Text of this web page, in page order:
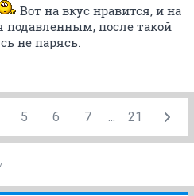
Вот на вкус нравится, и на
подавленным, после такой
не парясь.
5 6 7 21